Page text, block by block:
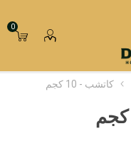
0
كاتشب - 10 كجم